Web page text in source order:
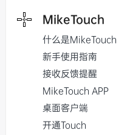
MikeTouch
什么是MikeTouch
新手使用指南
接收反馈提醒
MikeTouch APP
桌面客户端
开通Touch